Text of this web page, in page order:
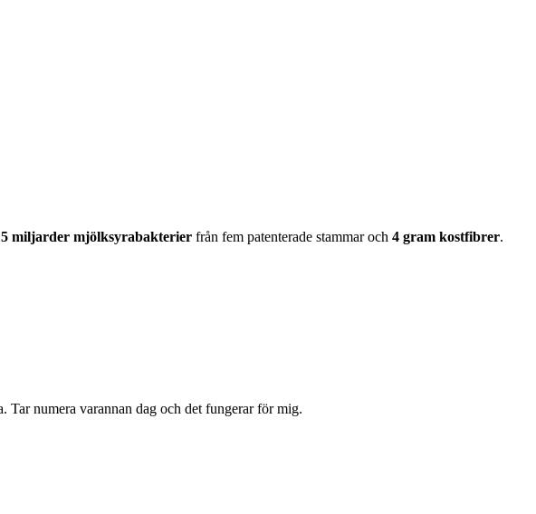
miljarder mjölksyrabakterier från fem patenterade stammar och 4 gram kostfibrer.
numera varannan dag och det fungerar för mig.